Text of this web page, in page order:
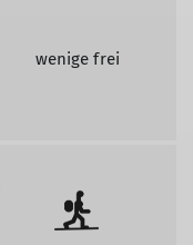
wenige frei